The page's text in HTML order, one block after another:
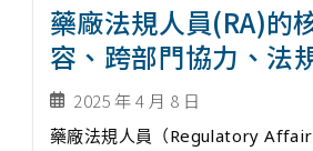
藥廠法規人員(RA)的
容、跨部門協力、法
2025 年 4 月 8 日
藥廠法規人員（Regulatory